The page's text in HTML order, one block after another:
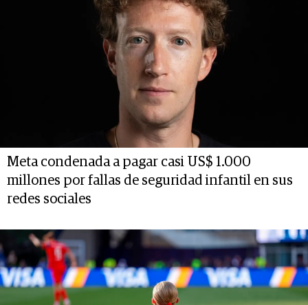
Meta condenada a pagar casi US$ 1.000
millones por fallas de seguridad infantil en sus
redes sociales